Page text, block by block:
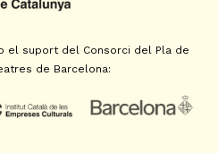
el suport del Consorci del Pla de
de Barcelona: